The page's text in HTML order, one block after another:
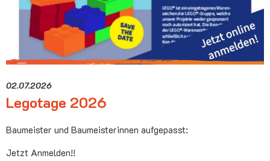
02.07.2026
Legotage 2026
Baumeister und Baumeisterinnen aufgepasst:
Jetzt Anmelden!!